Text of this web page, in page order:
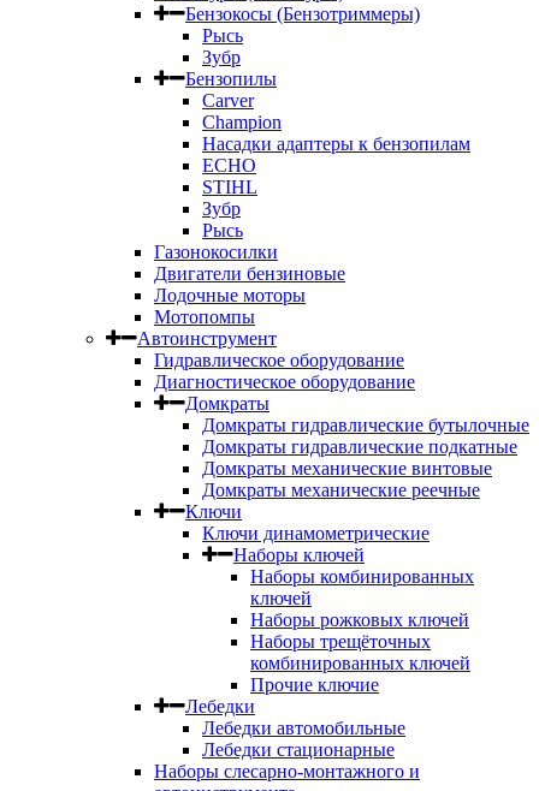
Бензокосы (Бензотриммеры)
Рысь
Зубр
Бензопилы
Carver
Champion
Насадки адаптеры к бензопилам
ECHO
STIHL
Зубр
Рысь
Газонокосилки
Двигатели бензиновые
Лодочные моторы
Мотопомпы
Автоинструмент
Гидравлическое оборудование
Диагностическое оборудование
Домкраты
Домкраты гидравлические бутылочные
Домкраты гидравлические подкатные
Домкраты механические винтовые
Домкраты механические реечные
Ключи
Ключи динамометрические
Наборы ключей
Наборы комбинированных
ключей
Наборы рожковых ключей
Наборы трещёточных
комбинированных ключей
Прочие ключие
Лебедки
Лебедки автомобильные
Лебедки стационарные
Наборы слесарно-монтажного и